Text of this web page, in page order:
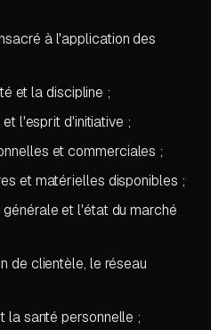
à l'application des
et la discipline ;
l'esprit d'initiative ;
et commerciales ;
et matérielles disponibles ;
et l'état du marché
de clientèle, le réseau
la santé personnelle ;